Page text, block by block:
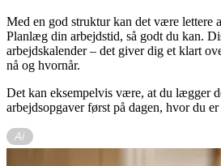
Med en god struktur kan det være lettere
Planlæg din arbejdstid, så godt du kan.
arbejdskalender – det giver dig et klart
nå og hvornår.
Det kan eksempelvis være, at du lægger
arbejdsopgaver først på dagen, hvor du